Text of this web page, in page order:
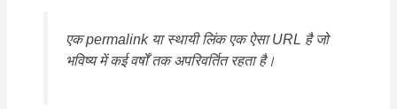
एकpermalinkया स्थायी लिंक एक ऐसा URL है जो
भविष्य में कई वर्षों तक अपरिवर्तित रहता है।